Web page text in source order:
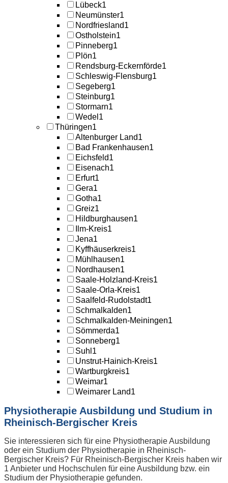
Lübeck1
Neumünster1
Nordfriesland1
Ostholstein1
Pinneberg1
Plön1
Rendsburg-Eckernförde1
Schleswig-Flensburg1
Segeberg1
Steinburg1
Stormarn1
Wedel 1
Thüringen1
Altenburger Land1
Bad Frankenhausen1
Eichsfeld1
Eisenach1
Erfurt1
Gera1
Gotha1
Greiz1
Hildburghausen1
Ilm-Kreis1
Jena1
Kyffhäuserkreis1
Mühlhausen1
Nordhausen1
Saale-Holzland-Kreis1
Saale-Orla-Kreis1
Saalfeld-Rudolstadt1
Schmalkalden1
Schmalkalden-Meiningen1
Sömmerda1
Sonneberg1
Suhl 1
Unstrut-Hainich-Kreis1
Wartburgkreis1
Weimar1
Weimarer Land1
Physiotherapie Ausbildung und Studium in
Rheinisch-Bergischer Kreis
Sie interessieren sich für eine Physiotherapie Ausbildung
oder ein Studium der Physiotherapie in Rheinisch-
Bergischer Kreis? Für Rheinisch-Bergischer Kreis haben wir
1 Anbieter und Hochschulen für eine Ausbildung bzw. ein
Studium der Physiotherapie gefunden.